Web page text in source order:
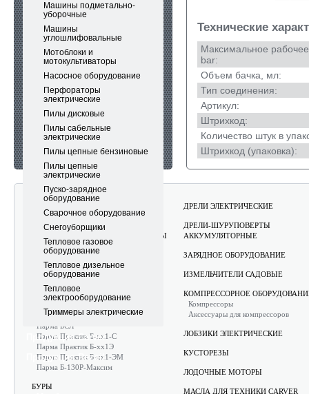
Машины подметально-
уборочные
Машины
углошлифовальные
Мотоблоки и
мотокультиваторы
Насосное оборудование
Перфораторы
электрические
Пилы дисковые
Пилы сабельные
электрические
Пилы цепные бензиновые
Пилы цепные
электрические
Пуско-зарядное
оборудование
Сварочное оборудование
Снегоуборщики
Тепловое газовое
оборудование
Тепловое дизельное
оборудование
Тепловое
электрооборудование
Триммеры электрические
Продукция Carver
Продукция Rezoil
Технические
Максимальное
bar:
Объем бачка, мл:
Тип соединения:
Артикул:
Штрихкод:
Количество штук в
Штрихкод (упаковка):
ИНСТРУМЕНТЫ CARVER
АККУМУЛЯТОРНЫЕ ИНСТРУМЕНТЫ
PARMA ELECTRON
АППАРАТЫ МОЮЩИЕ ВЫСОКОГО
ДАВЛЕНИЯ
Электрические
Аксессуары
БЕТОНОСМЕСИТЕЛИ
Парма БСЛ
Парма Практик Б-хх1-С
Парма Практик Б-хх1Э
Парма Практик Б-хх1-ЭМ
Парма Б-130Р-Максим
БУРЫ
ДРЕЛИ ЭЛЕКТРИЧЕСКИЕ
ДРЕЛИ-ШУРУПОВЕРТЫ
АККУМУЛЯТОРНЫЕ
ЗАРЯДНОЕ ОБОРУДОВАНИЕ
ИЗМЕЛЬЧИТЕЛИ САДОВЫЕ
КОМПРЕССОРНОЕ
Компрессоры
Аксессуары для компрессоров
ЛОБЗИКИ ЭЛЕКТРИЧЕСКИЕ
КУСТОРЕЗЫ
ЛОДОЧНЫЕ МОТОРЫ
МАСЛА ДЛЯ ТЕХНИКИ CARVER